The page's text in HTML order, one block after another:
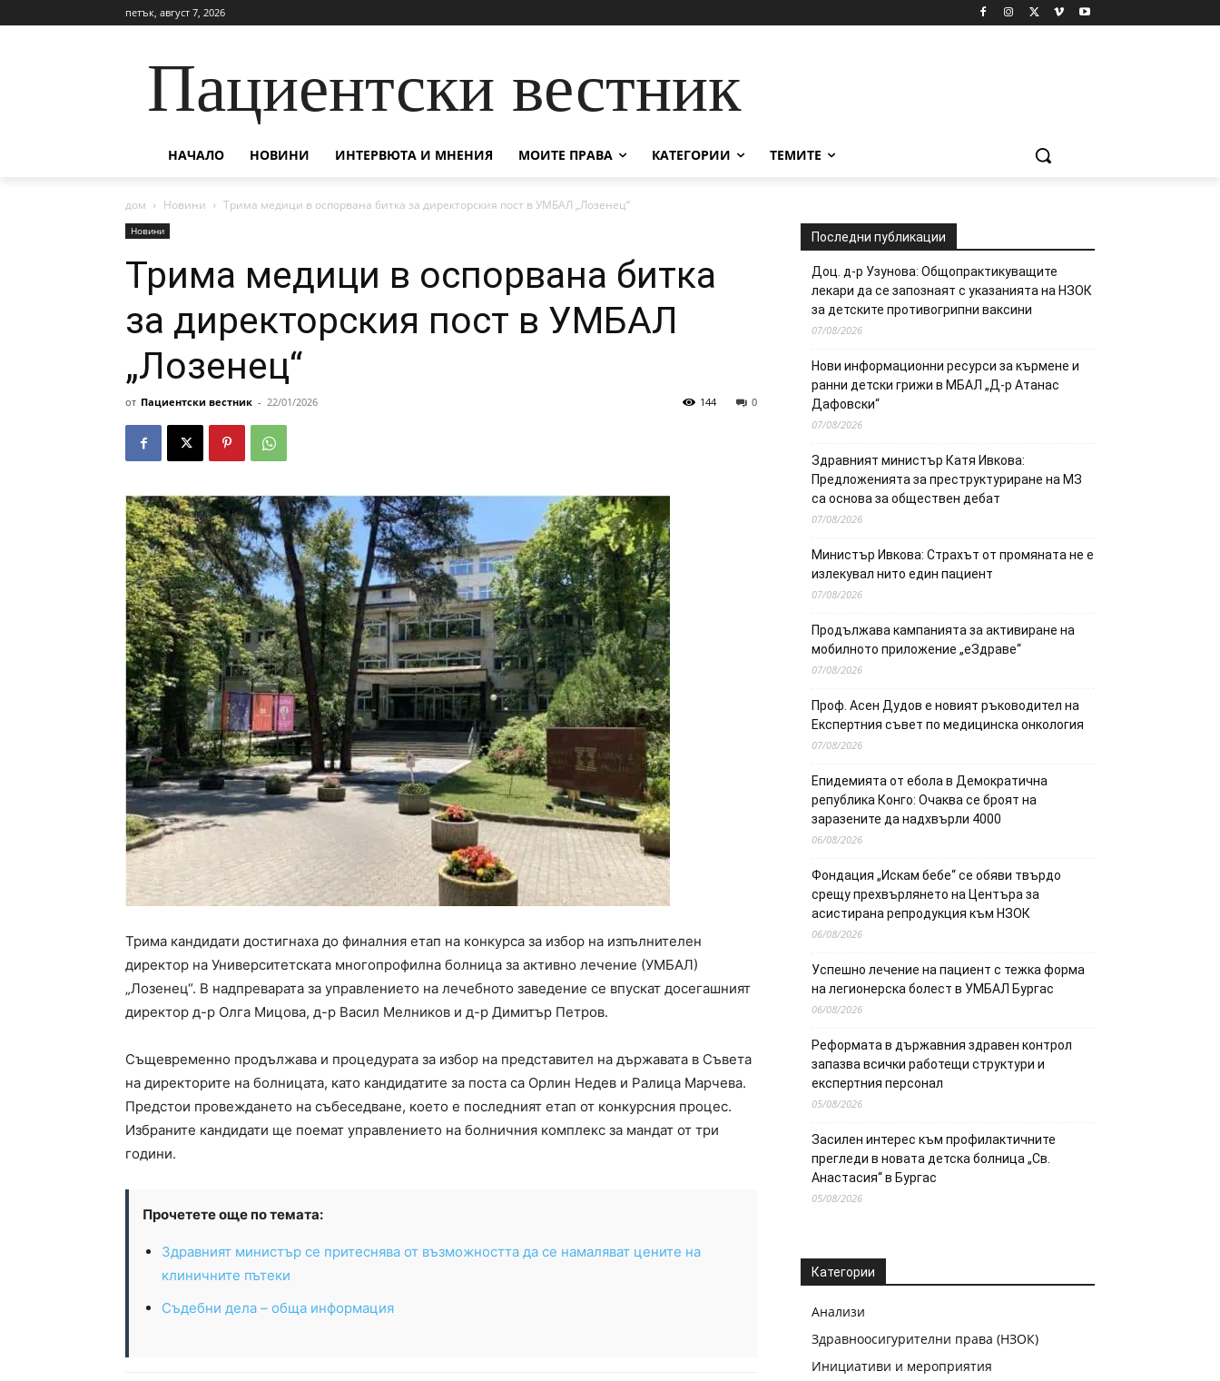
петък, август 7, 2026
Пациентски вестник
НАЧАЛО НОВИНИ ИНТЕРВЮТА И МНЕНИЯ МОИТЕ ПРАВА КАТЕГОРИИ ТЕМИТЕ
дом Новини Трима медици в оспорвана битка за директорския пост в УМБАЛ „Лозенец“
Новини
Трима медици в оспорвана битка
за директорския пост в УМБАЛ
„Лозенец“
от Пациентски вестник - 22/01/2026 0
144
Трима кандидати достигнаха до финалния етап на конкурса за избор на изпълнителен
директор на Университетската многопрофилна болница за активно лечение (УМБАЛ)
„Лозенец“. В надпреварата за управлението на лечебното заведение се впускат досегашният
директор д-р Олга Мицова, д-р Васил Мелников и д-р Димитър Петров.
Същевременно продължава и процедурата за избор на представител на държавата в Съвета
на директорите на болницата, като кандидатите за поста са Орлин Недев и Ралица Марчева.
Предстои провеждането на събеседване, което е последният етап от конкурсния процес.
Избраните кандидати ще поемат управлението на болничния комплекс за мандат от три
години.
Прочетете още по темата:
Здравният министър се притеснява от възможността да се намаляват цените на
клиничните пътеки
Съдебни дела – обща информация
Последни публикации
Доц. д-р Узунова: Общопрактикуващите
лекари да се запознаят с указанията на НЗОК
за детските противогрипни ваксини
07/08/2026
Нови информационни ресурси за кърмене и
ранни детски грижи в МБАЛ „Д-р Атанас
Дафовски“
07/08/2026
Здравният министър Катя Ивкова:
Предложенията за преструктуриране на МЗ
са основа за обществен дебат
07/08/2026
Министър Ивкова: Страхът от промяната не е
излекувал нито един пациент
07/08/2026
Продължава кампанията за активиране на
мобилното приложение „еЗдраве“
07/08/2026
Проф. Асен Дудов е новият ръководител на
Експертния съвет по медицинска онкология
07/08/2026
Епидемията от ебола в Демократична
република Конго: Очаква се броят на
заразените да надхвърли 4000
06/08/2026
Фондация „Искам бебе“ се обяви твърдо
срещу прехвърлянето на Центъра за
асистирана репродукция към НЗОК
06/08/2026
Успешно лечение на пациент с тежка форма
на легионерска болест в УМБАЛ Бургас
06/08/2026
Реформата в държавния здравен контрол
запазва всички работещи структури и
експертния персонал
05/08/2026
Засилен интерес към профилактичните
прегледи в новата детска болница „Св.
Анастасия“ в Бургас
05/08/2026
Категории
Анализи
Здравноосигурителни права (НЗОК)
Инициативи и мероприятия